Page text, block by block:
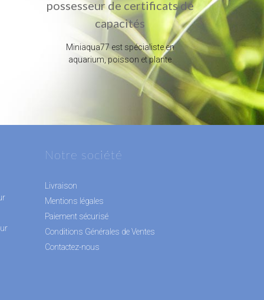
possesseur de certificats de
capacités
Miniaqua77 est spécialiste en
aquarium, poisson et plante
Notre société
Livraison
Mentions légales
Paiement sécurisé
Conditions Générales de Ventes
Contactez-nous